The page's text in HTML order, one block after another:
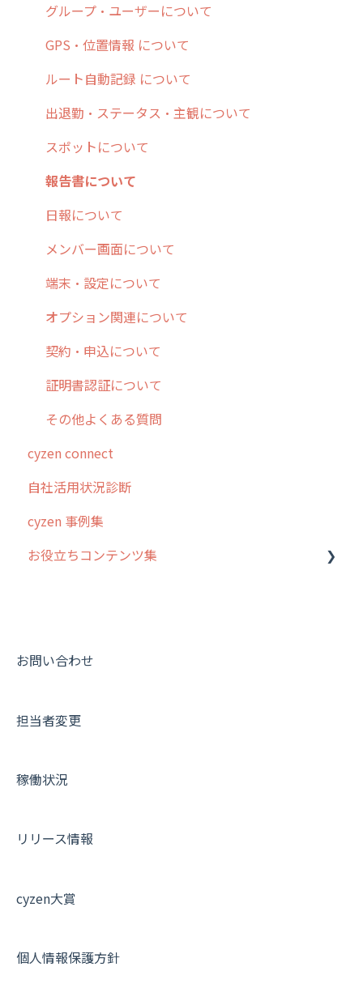
6. 基本的な使い方：ユーザー編
7. 初心者向けよくある質問集
8. 用語集
9. もっと便利に利用するための設定
10.ユーザー向けおすすめの使い方
【業界業種別】cyzen設定方法
ステータス・主観
報告書・行動種別
勤怠管理
活動通知
パフォーマンス
帳票出力
メッセージ・ファイル添付
商品
各種設定・その他
予定
日報
履歴
メンバー
メッセージ
パフォーマンス
外部リンク
お知らせ
設定
スポット
ステータス・主観
報告書・行動種別
ユーザー・グループ管理
メッセージ機能
活動通知
内線電話
商品
各種設定・ログイン
交通費自動計算
安全走行支援
写真管理・高画質化
ダッシュボード（BI）・パフォーマンス
連携オプション
その他オプション
IP接続制限・端末認証設定
契約・その他
グループ・ユーザーについて
GPS・位置情報 について
ルート自動記録 について
出退勤・ステータス・主観について
スポットについて
報告書について
日報について
メンバー画面について
端末・設定について
オプション関連について
契約・申込について
証明書認証について
その他よくある質問
cyzen connect
自社活用状況診断
cyzen 事例集
お役立ちコンテンツ集
動画集：共通
お問い合わせ
担当者変更
稼働状況
リリース情報
cyzen大賞
個人情報保護方針